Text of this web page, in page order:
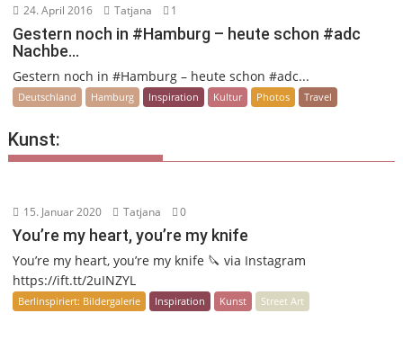
24. April 2016 Tatjana 1
Gestern noch in #Hamburg – heute schon #adc
Nachbe…
Gestern noch in #Hamburg – heute schon #adc...
Deutschland Hamburg Inspiration Kultur Photos Travel
Kunst:
15. Januar 2020 Tatjana 0
You’re my heart, you’re my knife
You’re my heart, you’re my knife 🔪 via Instagram
https://ift.tt/2uINZYL
Berlinspiriert: Bildergalerie Inspiration Kunst Street Art